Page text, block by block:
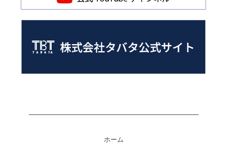
ホーム